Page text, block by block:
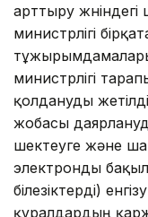
арттыру
министрлігі
министрлігі
қолдануды
жобасы
шектеуге және
электронды
білезіктерді)
құралдардың